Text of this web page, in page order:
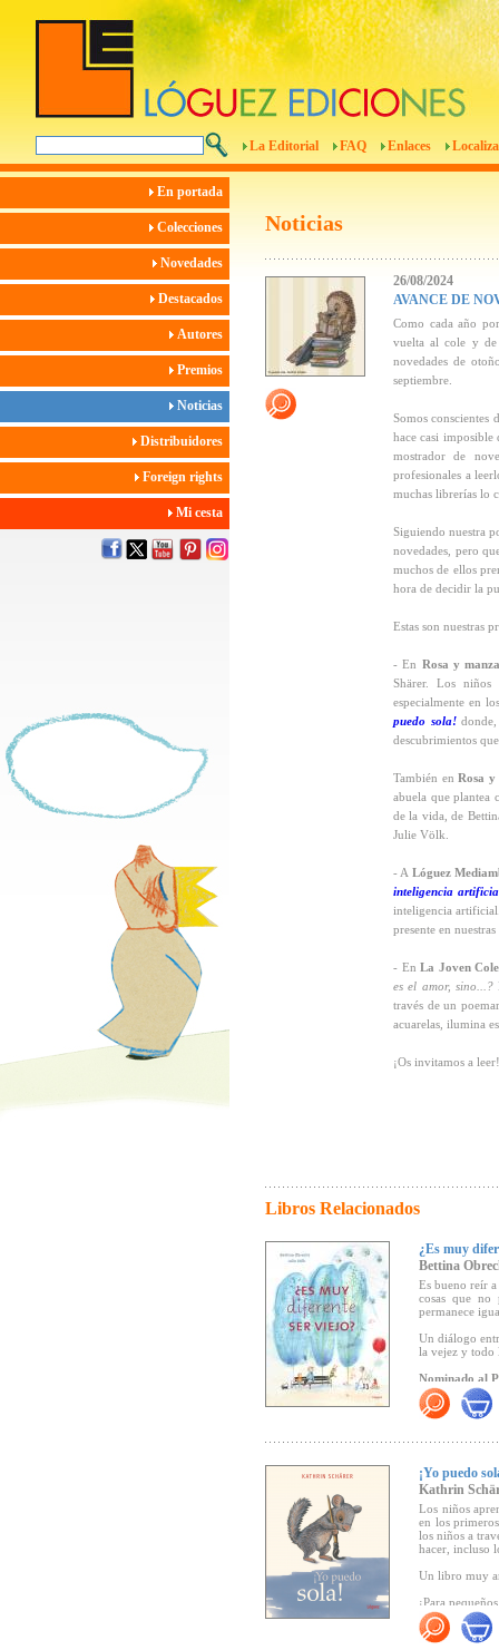
La Editorial FAQ Enlaces
En portada
Colecciones
Novedades
Destacados
Autores
Premios
Noticias
Distribuidores
Foreign rights
Mi cesta
Noticias
26/08/2024
AVANCE DE
Como cada año
vuelta al cole y de
novedades de
septiembre.
Somos conscientes
hace casi imposible
mostrador de
profesionales a
muchas librerías lo
Siguiendo nuestra
novedades, pero
muchos de ellos
hora de decidir la
Estas son nuestras
- En Rosa y
Shärer. Los
especialmente en
puedo sola!donde,
descubrimientos
También en Rosa y
abuela que plantea
de la vida, de
Julie Völk.
- A Lóguez
inteligencia
inteligencia
presente en
- En La Joven
es el amor, sino...?
través de un
acuarelas, ilumina
¡Os invitamos a leer!
Libros Relacionados
¿Es muy
Bettina
Es bueno reír
cosas que no
permanece
Un diálogo
la vejez y todo
Nominado al
los más
¡Yo puedo
Kathrin
Los niños
en los
los niños a
hacer, incluso
Un libro muy
¡Para
"...los